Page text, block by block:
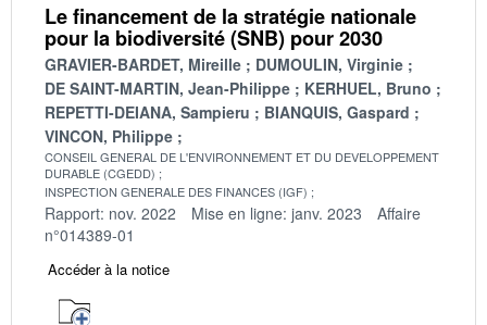
Le financement de la stratégie nationale
pour la biodiversité (SNB) pour 2030
GRAVIER-BARDET, Mireille
DUMOULIN, Virginie
DE SAINT-MARTIN, Jean-Philippe
KERHUEL, Bruno
REPETTI-DEIANA, Sampieru
BIANQUIS, Gaspard
VINCON, Philippe
CONSEIL GENERAL DE L'ENVIRONNEMENT ET DU DEVELOPPEMENT
DURABLE (CGEDD)
INSPECTION GENERALE DES FINANCES (IGF)
Rapport: nov. 2022 Mise en ligne: janv. 2023
Affaire
n°014389-01
Accéder à la notice